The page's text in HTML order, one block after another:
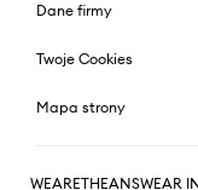
Dane firmy
Twoje Cookies
Mapa strony
WEARETHEANSWEAR